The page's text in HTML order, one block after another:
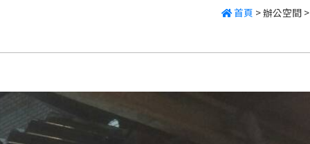
首頁 >辦公空間 >